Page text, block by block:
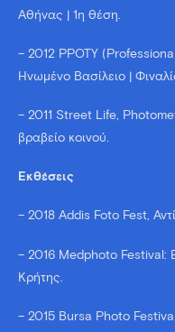
Αθήνας | 1η θέση.
– 2012 PPOTY
Ηνωμένο Βασίλειο |
– 2011 Street Life,
βραβείο κοινού.
Εκθέσεις
– 2018 Addis Foto Fest,
– 2016 Medphoto Festival:
Κρήτης.
– 2015 Bursa Photo